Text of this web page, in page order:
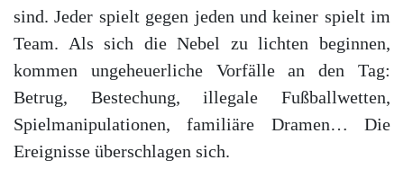
sind. Jeder spielt gegen jeden und keiner spielt im
Team. Als sich die Nebel zu lichten beginnen,
kommen ungeheuerliche Vorfälle an den Tag:
Betrug, Bestechung, illegale Fußballwetten,
Spielmanipulationen, familiäre Dramen… Die
Ereignisse überschlagen sich.